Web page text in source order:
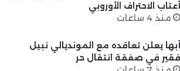
أعتاب الاحتراف الأوروبي
منذ 4 ساعات
أبها يعلن تعاقده مع المونديالي نبيل
فقير في صفقة انتقال حر